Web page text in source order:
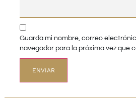
Guarda mi nombre, correo
navegador para la próxima vez que